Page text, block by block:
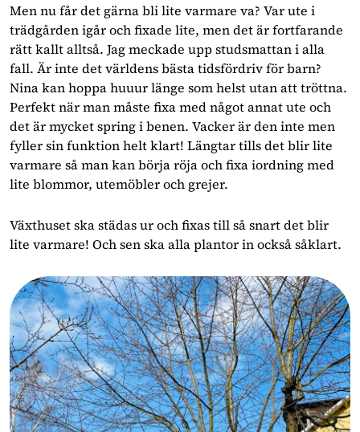
Men nu får det gärna bli lite varmare va? Var ute i
trädgården igår och fixade lite, men det är fortfarande
rätt kallt alltså. Jag meckade upp studsmattan i alla
fall. Är inte det världens bästa tidsfördriv för barn?
Nina kan hoppa huuur länge som helst utan att tröttna.
Perfekt när man måste fixa med något annat ute och
det är mycket spring i benen. Vacker är den inte men
fyller sin funktion helt klart! Längtar tills det blir lite
varmare så man kan börja röja och fixa iordning med
lite blommor, utemöbler och grejer.
Växthuset ska städas ur och fixas till så snart det blir
lite varmare! Och sen ska alla plantor in också såklart.